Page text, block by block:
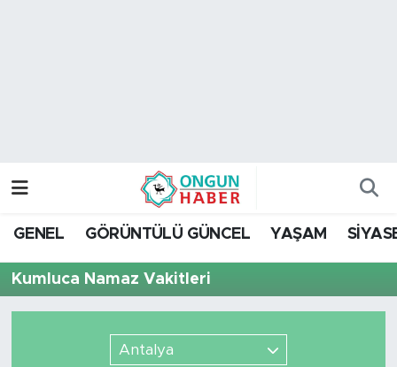
GENEL GÖRÜNTÜLÜ GÜNCEL YAŞAM
Kumluca Namaz Vakitleri
Antalya
Trafik Durumu
Son Dakika Haberleri